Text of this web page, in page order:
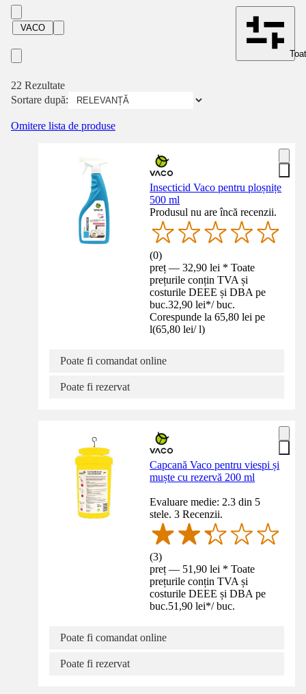
VACO
22 Rezultate
Sortare după:
Omitere lista de produse
Insecticid Vaco pentru ploșnițe
500 ml
Produsul nu are încă recenzii.
(0)
preț — 32,90 lei * Toate
prețurile conțin TVA și
costurile DEEE și DBA pe
buc.32,90 lei*/ buc.
Corespunde la 65,80 lei pe
l(65,80 lei/ l)
Poate fi comandat online
Poate fi rezervat
Capcană Vaco pentru viespi și
muște cu rezervă 200 ml
Evaluare medie: 2.3 din 5
stele. 3 Recenzii.
(3)
preț — 51,90 lei * Toate
prețurile conțin TVA și
costurile DEEE și DBA pe
buc.51,90 lei*/ buc.
Poate fi comandat online
Poate fi rezervat